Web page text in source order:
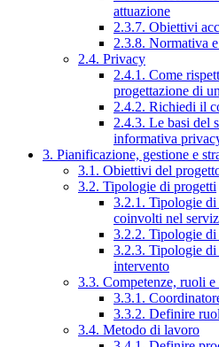
attuazione
2.3.7. Obiettivi
2.3.8. Normativa
2.4. Privacy
2.4.1. Come
progettazione di
2.4.2. Richiedi il
2.4.3. Le basi del
informativa
3. Pianificazione, gestione e
3.1. Obiettivi del
3.2. Tipologie di progetti
3.2.1. Tipologie di
coinvolti nel
3.2.2. Tipologie di
3.2.3. Tipologie di
intervento
3.3. Competenze, ruoli
3.3.1.
3.3.2. Definire
3.4. Metodo di lavoro